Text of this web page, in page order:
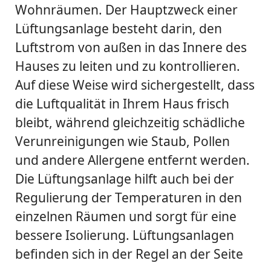
Wohnräumen. Der Hauptzweck einer
Lüftungsanlage besteht darin, den
Luftstrom von außen in das Innere des
Hauses zu leiten und zu kontrollieren.
Auf diese Weise wird sichergestellt, dass
die Luftqualität in Ihrem Haus frisch
bleibt, während gleichzeitig schädliche
Verunreinigungen wie Staub, Pollen
und andere Allergene entfernt werden.
Die Lüftungsanlage hilft auch bei der
Regulierung der Temperaturen in den
einzelnen Räumen und sorgt für eine
bessere Isolierung. Lüftungsanlagen
befinden sich in der Regel an der Seite